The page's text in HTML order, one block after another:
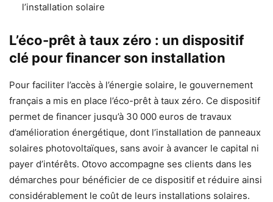
l’installation solaire
L’éco-prêt à taux zéro : un dispositif
clé pour financer son installation
Pour faciliter l’accès à l’énergie solaire, le gouvernement
français a mis en place l’éco-prêt à taux zéro. Ce dispositif
permet de financer jusqu’à 30 000 euros de travaux
d’amélioration énergétique, dont l’installation de panneaux
solaires photovoltaïques, sans avoir à avancer le capital ni
payer d’intérêts. Otovo accompagne ses clients dans les
démarches pour bénéficier de ce dispositif et réduire ainsi
considérablement le coût de leurs installations solaires.